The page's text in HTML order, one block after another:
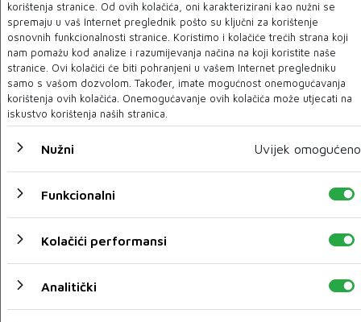
U BiH čak 23,8 posto osoba nikada nije koristilo
računalo, a njih 23,1 posto nikad nije koristilo Internet
22 VELJ 2021
A KAŽU DA MOSTAR MOŽE BITI BEČ: Beč se priprema
za uvođenje kvantnog interneta
korištenja stranice. Od ovih kolačića, oni karakterizirani kao nužni se
spremaju u vaš Internet preglednik pošto su ključni za korištenje
osnovnih funkcionalnosti stranice. Koristimo i kolačiće trećih strana koji
nam pomažu kod analize i razumijevanja načina na koji koristite naše
stranice. Ovi kolačići će biti pohranjeni u vašem Internet pregledniku
samo s vašom dozvolom. Također, imate mogućnost onemogućavanja
korištenja ovih kolačića. Onemogućavanje ovih kolačića može utjecati na
iskustvo korištenja naših stranica.
Nužni Uvijek omogućeno
Funkcionalni
Kolačići performansi
Analitički